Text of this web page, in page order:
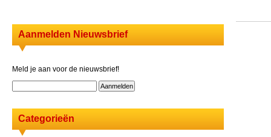
Aanmelden Nieuwsbrief
Meld je aan voor de nieuwsbrief!
Categorieën